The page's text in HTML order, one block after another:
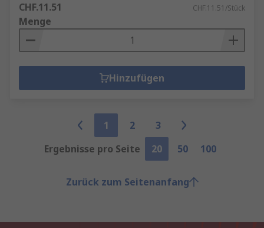
CHF.11.51 CHF.11.51/Stück
Menge
Hinzufügen
1 2
3
Ergebnisse pro Seite
20 50 100
Zurück zum Seitenanfang